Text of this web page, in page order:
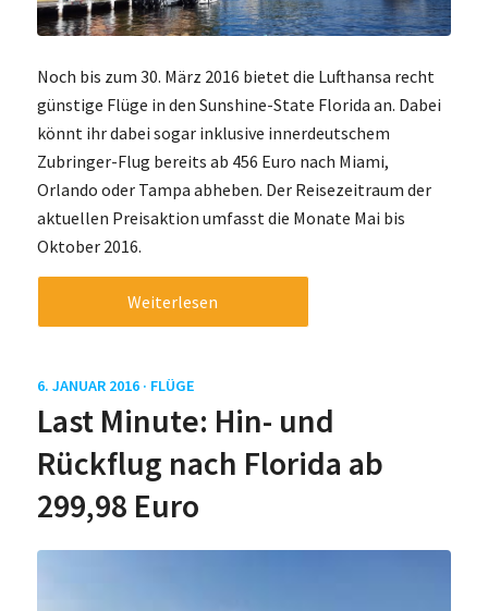
Noch bis zum 30. März 2016 bietet die Lufthansa recht
günstige Flüge in den Sunshine-State Florida an. Dabei
könnt ihr dabei sogar inklusive innerdeutschem
Zubringer-Flug bereits ab 456 Euro nach Miami,
Orlando oder Tampa abheben. Der Reisezeitraum der
aktuellen Preisaktion umfasst die Monate Mai bis
Oktober 2016.
Weiterlesen
6. JANUAR 2016 · FLÜGE
Last Minute: Hin- und
Rückflug nach Florida ab
299,98 Euro